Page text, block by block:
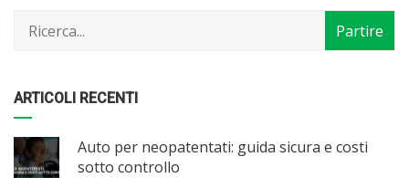
ARTICOLI RECENTI
Auto per neopatentati: guida sicura e costi
sotto controllo